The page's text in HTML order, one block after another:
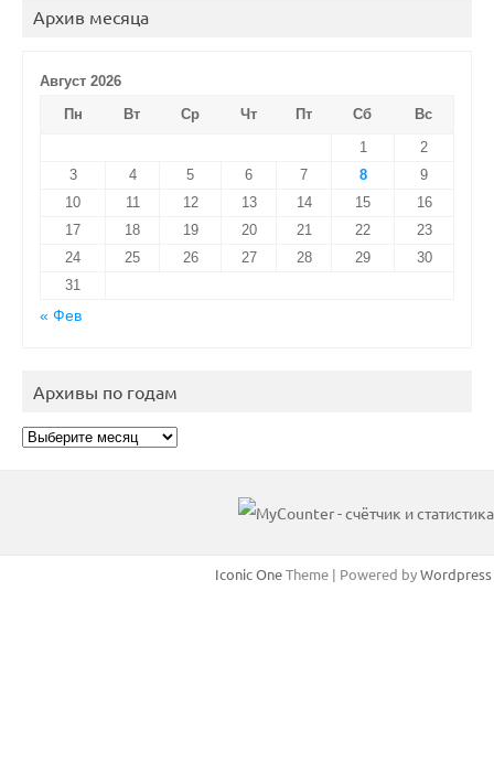
Архив месяца
Август 2026
Пн
Вт Ср Чт Пт Сб
Вс
1
2
3
4 5 6 7 8
9
10
11 12 13 14 15
16
17
18 19 20 21 22
23
24
25 26 27 28 29
30
31
« Фев
Архивы по годам
Архивы
Iconic OneTheme | Powered byWordpress